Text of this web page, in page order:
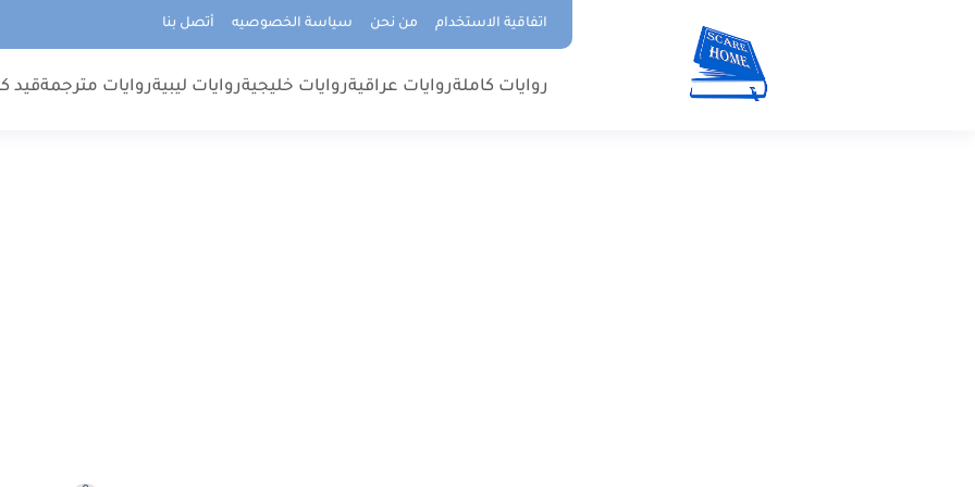
اتفاقية الاستخدام من نحن سياسة الخصوصيه أتصل بنا
روايات كاملةروايات عراقيةروايات خليجيةروايات ليبيةروايات مترجمةقيد